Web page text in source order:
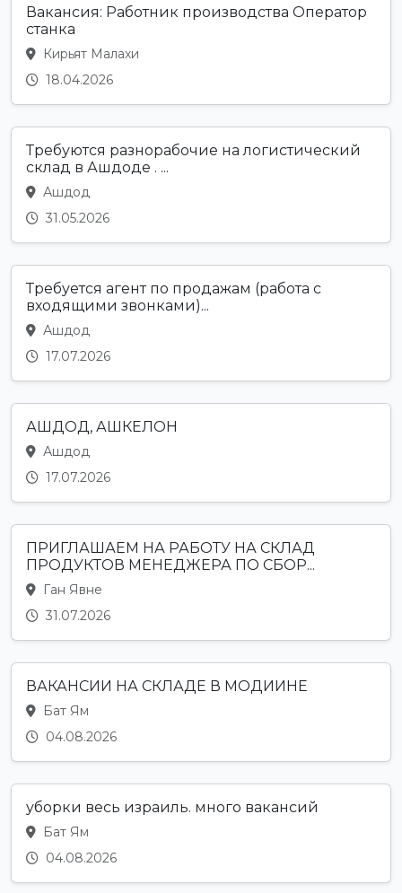
Вакансия: Работник производства Оператор
станка
Кирьят Малахи
18.04.2026
Требуются разнорабочие на логистический
склад в Ашдоде . ...
Ашдод
31.05.2026
Требуется агент по продажам (работа с
входящими звонками)...
Ашдод
17.07.2026
АШДОД, АШКЕЛОН
Ашдод
17.07.2026
ПРИГЛАШАЕМ НА РАБОТУ НА СКЛАД
ПРОДУКТОВ МЕНЕДЖЕРА ПО СБОР...
Ган Явне
31.07.2026
ВАКАНСИИ НА СКЛАДЕ В МОДИИНЕ
Бат Ям
04.08.2026
уборки весь израиль. много вакансий
Бат Ям
04.08.2026